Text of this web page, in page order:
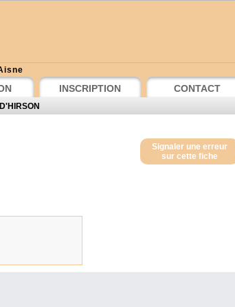
INSCRIPTION CONTACT
Signaler une erreur
sur cette fiche